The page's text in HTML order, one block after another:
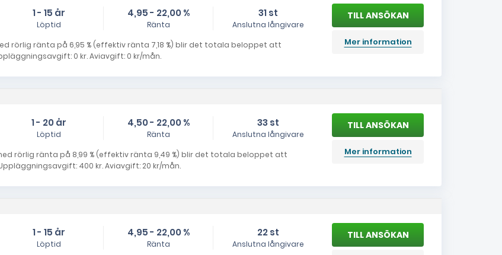
1 - 15 år
Löptid
4,95 - 22,00 %
Ränta
31 st
Anslutna långivare
Mer information
rörlig ränta på 6,95 % (effektiv ränta 7,18 %) blir det totala beloppet att
0 kr. Aviavgift: 0 kr/mån.
1 - 20 år
Löptid
4,50 - 22,00 %
Ränta
33 st
Anslutna långivare
Mer information
rörlig ränta på 8,99 % (effektiv ränta 9,49 %) blir det totala beloppet att
400 kr. Aviavgift: 20 kr/mån.
1 - 15 år
Löptid
4,95 - 22,00 %
Ränta
22 st
Anslutna långivare